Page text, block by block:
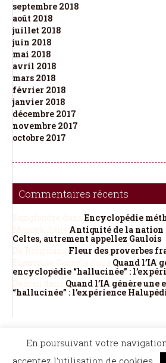
septembre 2018
août 2018
juillet 2018
juin 2018
mai 2018
avril 2018
mars 2018
février 2018
janvier 2018
décembre 2017
novembre 2017
octobre 2017
Commentaires récents
Encyclopédie
Antiquité de la nation
Celtes, autrement appellez Gaulois
Fleur des proverbes
Quand l’IA
encyclopédie “hallucinée” :
Quand l’IA génère une
“hallucinée” : l’expérience
©Dicopathe - Tous droits réservés -Mentions
Vu
Restez à l'affût des
En poursuivant votre
acceptez l'utilisation de cookies.